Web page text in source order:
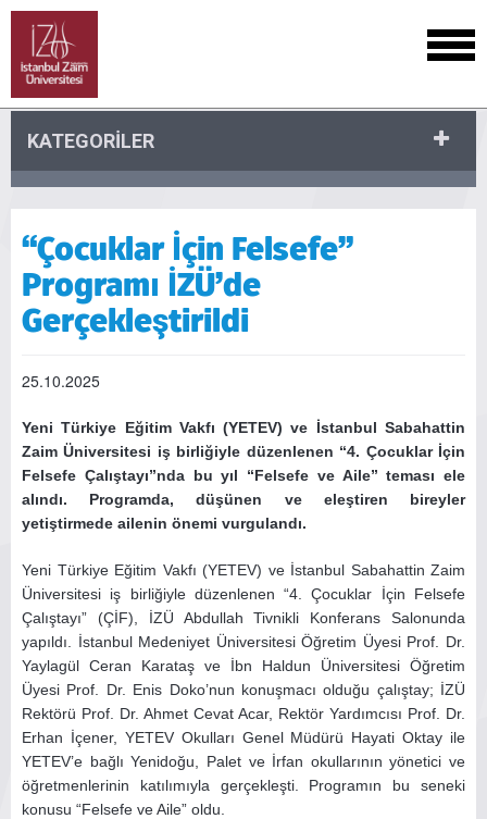
KATEGORİLER
“Çocuklar İçin Felsefe”
Programı İZÜ’de
Gerçekleştirildi
25.10.2025
Yeni Türkiye Eğitim Vakfı (YETEV) ve İstanbul Sabahattin
Zaim Üniversitesi iş birliğiyle düzenlenen “4. Çocuklar İçin
Felsefe Çalıştayı”nda bu yıl “Felsefe ve Aile” teması ele
alındı. Programda, düşünen ve eleştiren bireyler
yetiştirmede ailenin önemi vurgulandı.
Yeni Türkiye Eğitim Vakfı (YETEV) ve İstanbul Sabahattin Zaim
Üniversitesi iş birliğiyle düzenlenen “4. Çocuklar İçin Felsefe
Çalıştayı” (ÇİF), İZÜ Abdullah Tivnikli Konferans Salonunda
yapıldı. İstanbul Medeniyet Üniversitesi Öğretim Üyesi Prof. Dr.
Yaylagül Ceran Karataş ve İbn Haldun Üniversitesi Öğretim
Üyesi Prof. Dr. Enis Doko’nun konuşmacı olduğu çalıştay; İZÜ
Rektörü Prof. Dr. Ahmet Cevat Acar, Rektör Yardımcısı Prof. Dr.
Erhan İçener, YETEV Okulları Genel Müdürü Hayati Oktay ile
YETEV’e bağlı Yenidoğu, Palet ve İrfan okullarının yönetici ve
öğretmenlerinin katılımıyla gerçekleşti. Programın bu seneki
konusu “Felsefe ve Aile” oldu.